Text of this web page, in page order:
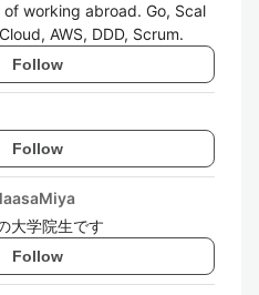
of working abroad. Go, Scal
AWS, DDD, Scrum.
Follow
Follow
大学院生です
Follow